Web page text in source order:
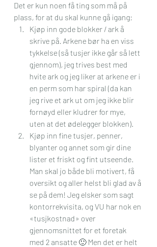
Det er kun noen få ting som må på
plass, for at du skal kunne gå igang;
Kjøp inn gode blokker / ark å
skrive på. Arkene bør ha en viss
tykkelse (så tusjer ikke går så lett
gjennom), jeg trives best med
hvite ark og jeg liker at arkene er i
en perm som har spiral (da kan
jeg rive et ark ut om jeg ikke blir
fornøyd eller kludrer for mye,
uten at det ødelegger blokken).
Kjøp inn fine tusjer, penner,
blyanter og annet som gir dine
lister et friskt og fint utseende.
Man skal jo både bli motivert, få
oversikt og aller helst bli glad av å
se på dem! Jeg elsker som sagt
kontorrekvisita, og VU har nok en
«tusjkostnad» over
gjennomsnittet for et foretak
med 2 ansatte 🙂 Men det er helt